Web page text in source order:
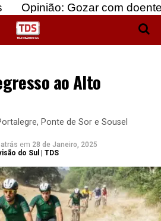
Gozar com doentes e bajular
ao Alto
Ponte de Sor e Sousel
em 28 de Janeiro, 2025
do Sul | TDS